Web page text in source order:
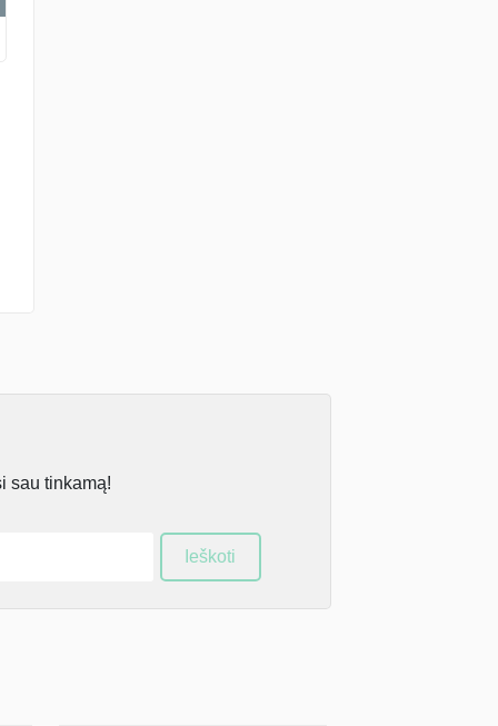
sau tinkamą!
Ieškoti